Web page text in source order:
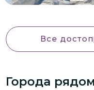
Все
Города рядом